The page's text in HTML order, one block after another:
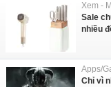
Xem -
Sale
nhiều
Apps/
Chỉ vì